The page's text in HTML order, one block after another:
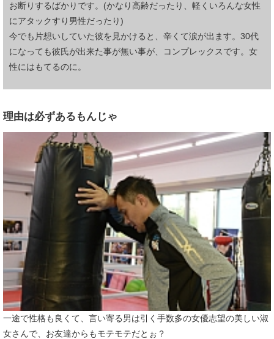
お断りするばかりです。(かなり高齢だったり、軽くいろんな女性
にアタックすり男性だったり)
今でも片想いしていた彼を見かけると、辛くて涙が出ます。30代
になっても彼氏が出来た事が無い事が、コンプレックスです。女
性にはもてるのに。
理由は必ずあるもんじゃ
一途で性格も良くて、言い寄る男は引く手数多の女優志望の美しい淑
女さんで、お友達からもモテモテだとぉ？